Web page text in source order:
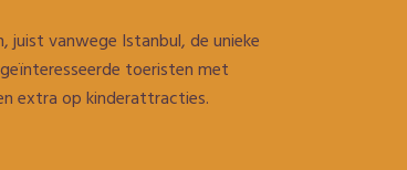
juist vanwege Istanbul, de unieke
toeristen met
extra op kinderattracties.